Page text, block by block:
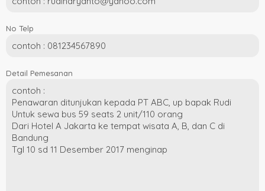
No Telp
Detail Pemesanan